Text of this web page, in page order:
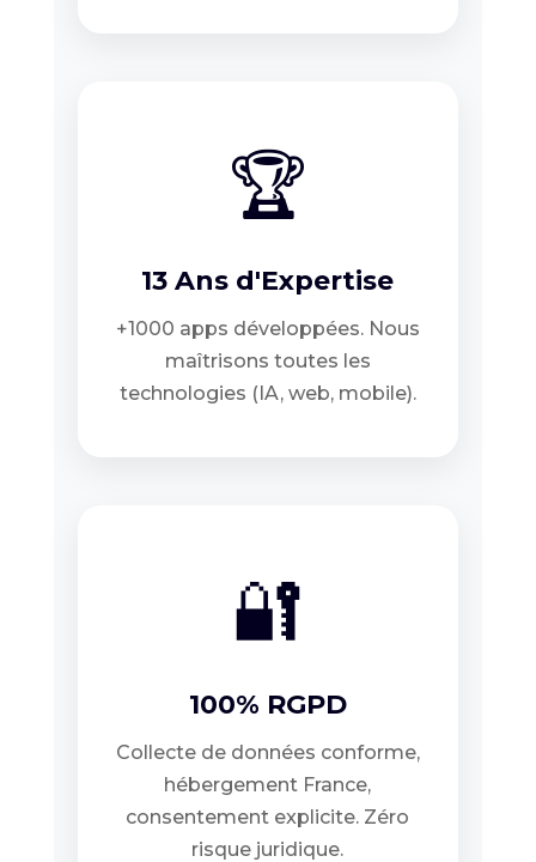
🏆
13 Ans d'Expertise
+1000 apps développées. Nous
maîtrisons toutes les
technologies (IA, web, mobile).
🔐
100% RGPD
Collecte de données conforme,
hébergement France,
consentement explicite. Zéro
risque juridique.